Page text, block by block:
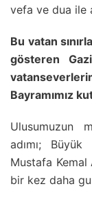
vefa ve dua ile
Bu vatan
gösteren
Bayramımız
Ulusumuzun
adımı;
Mustafa
bir kez daha